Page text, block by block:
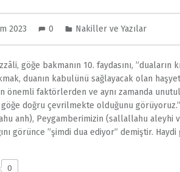
2023 0 Nakiller ve Yazılar
göğe bakmanın 10. faydasını,
duanın kabulünü sağlayacak olan
önemli faktörlerden ve aynı zamanda
doğru çevrilmekte olduğunu
anh), Peygamberimizin (sallallahu aleyhi
görünce ”şimdi dua ediyor” demiştir.
0